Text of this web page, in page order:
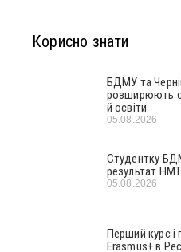
Корисно знати
БДМУ та
розширюють
й освіти
05.08.2026
Студентку
результат
05.08.2026
Перший курс і
Erasmus+ в